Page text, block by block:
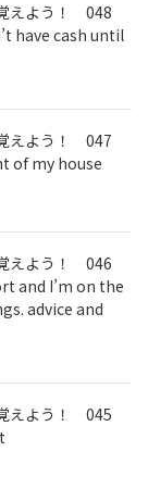
えよう！ 048
have cash until
えよう！ 047
of my house
えよう！ 046
and I’m on the
advice and
えよう！ 045